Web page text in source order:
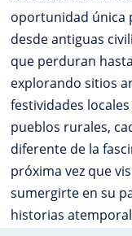
oportunidad única
desde antiguas
que perduran
explorando sitios
festividades
pueblos rurales,
diferente de la
próxima vez que
sumergirte en su
historias